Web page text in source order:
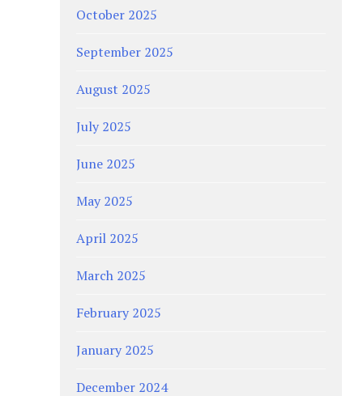
October 2025
September 2025
August 2025
July 2025
June 2025
May 2025
April 2025
March 2025
February 2025
January 2025
December 2024